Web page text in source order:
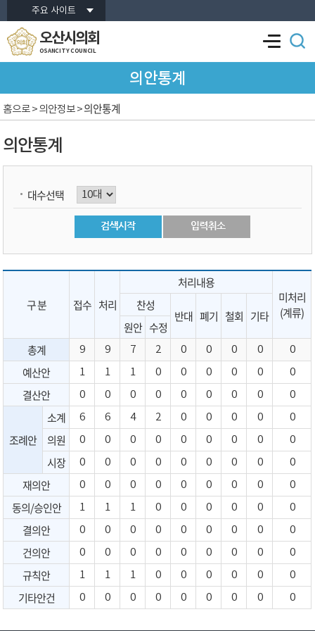
본문바로가기주요 사이트
오산시의회
OSANCITY COUNCIL
의안통계
의안통계
홈으로> 의안정보 >의안통계
대수선택
구 분 접수 처리
처리내용
미처리
(계류)
찬성
반대 폐기 철회 기타
원안 수정
총계
9 9 7 2 0 0 0 0 0
예산안 1 1 1 0 0 0 0 0 0
결산안 0 0 0 0 0 0 0 0 0
조례안
소계 6 6 4 2 0 0 0 0 0
의원 0 0 0 0 0 0 0 0 0
시장 0 0 0 0 0 0 0 0 0
재의안 0 0 0 0 0 0 0 0 0
동의/승인안 1 1 1 0 0 0 0 0 0
결의안 0 0 0 0 0 0 0 0 0
건의안 0 0 0 0 0 0 0 0 0
규칙안 1 1 1 0 0 0 0 0 0
기타안건 0 0 0 0 0 0 0 0 0